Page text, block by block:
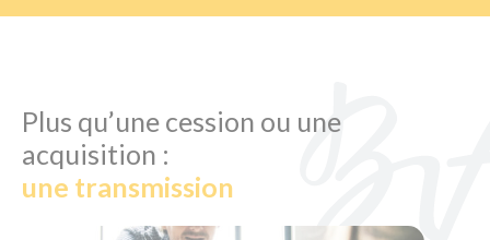
Plus qu’une cession ou une
acquisition :
une transmission